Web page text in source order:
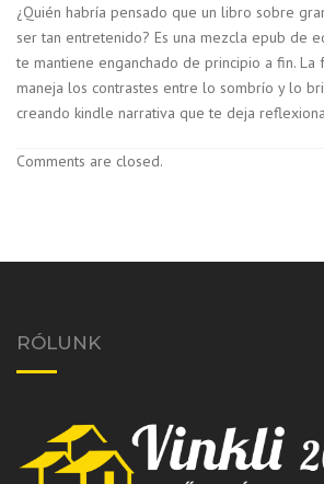
¿Quién habría pensado que un libro sobre
ser tan entretenido? Es una mezcla epub de
te mantiene enganchado de principio a fin.
maneja los contrastes entre lo sombrío y lo
creando kindle narrativa que te deja
Comments are closed.
RÓLUNK